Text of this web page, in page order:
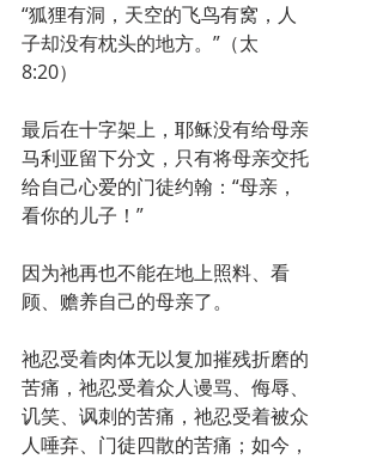
“狐狸有洞，天空的飞鸟有窝，人
子却没有枕头的地方。”（太
8:20）
最后在十字架上，耶稣没有给母亲
马利亚留下分文，只有将母亲交托
给自己心爱的门徒约翰：“母亲，
看你的儿子！”
因为祂再也不能在地上照料、看
顾、赡养自己的母亲了。
祂忍受着肉体无以复加摧残折磨的
苦痛，祂忍受着众人谩骂、侮辱、
讥笑、讽刺的苦痛，祂忍受着被众
人唾弃、门徒四散的苦痛；如今，